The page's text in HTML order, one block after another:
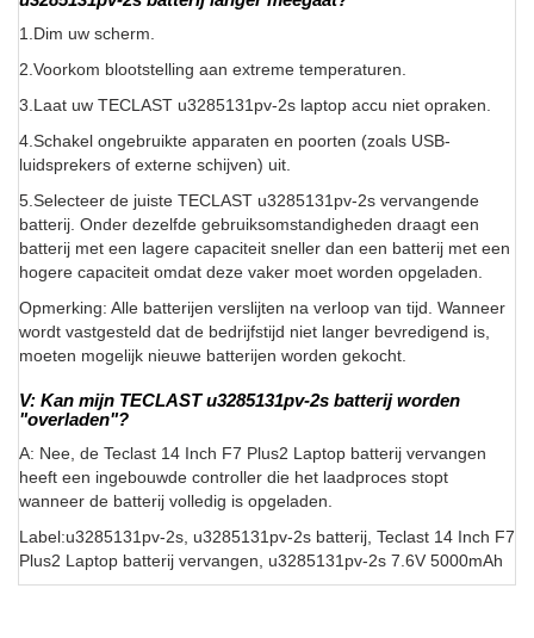
1.Dim uw scherm.
2.Voorkom blootstelling aan extreme temperaturen.
3.Laat uw TECLAST u3285131pv-2s laptop accu niet opraken.
4.Schakel ongebruikte apparaten en poorten (zoals USB-
luidsprekers of externe schijven) uit.
5.Selecteer de juiste TECLAST u3285131pv-2s vervangende
batterij. Onder dezelfde gebruiksomstandigheden draagt een
batterij met een lagere capaciteit sneller dan een batterij met een
hogere capaciteit omdat deze vaker moet worden opgeladen.
Opmerking: Alle batterijen verslijten na verloop van tijd. Wanneer
wordt vastgesteld dat de bedrijfstijd niet langer bevredigend is,
moeten mogelijk nieuwe batterijen worden gekocht.
V: Kan mijn TECLAST u3285131pv-2s batterij worden
"overladen"?
A: Nee, de Teclast 14 Inch F7 Plus2 Laptop batterij vervangen
heeft een ingebouwde controller die het laadproces stopt
wanneer de batterij volledig is opgeladen.
Label:u3285131pv-2s, u3285131pv-2s batterij, Teclast 14 Inch F7
Plus2 Laptop batterij vervangen, u3285131pv-2s 7.6V 5000mAh